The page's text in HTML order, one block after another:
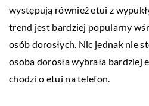
występują również etui z
trend jest bardziej popularny
osób dorosłych. Nic jednak nie
osoba dorosła wybrała bardziej
chodzi o etui na telefon.